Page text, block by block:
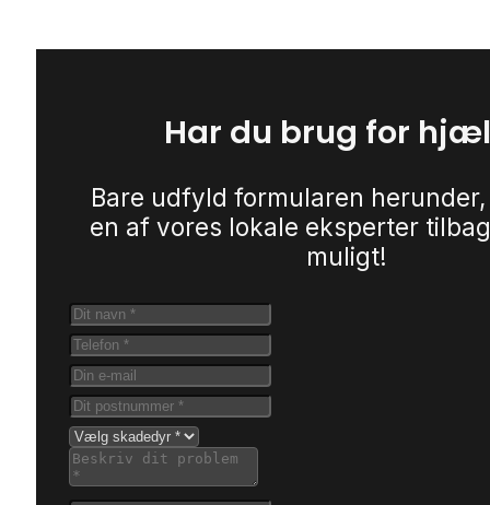
Har du brug for
Bare udfyld formularen
en af vores lokale eksperter
muligt!